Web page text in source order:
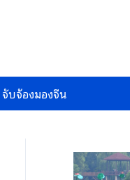
จับจ้องมองจีน